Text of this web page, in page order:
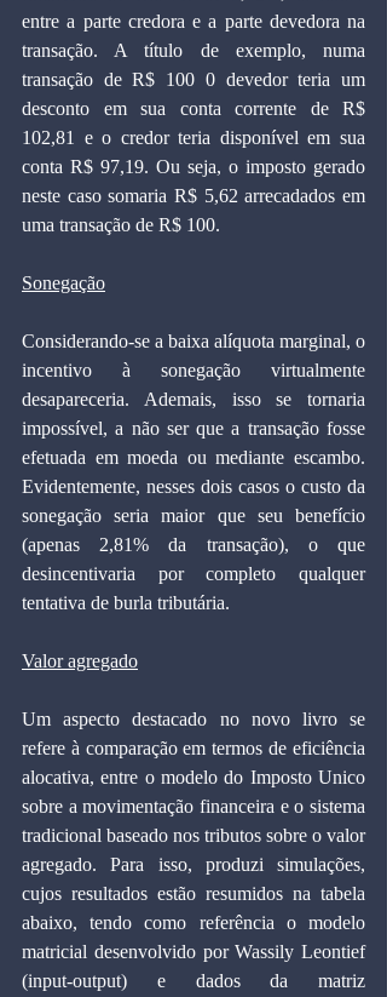
entre a parte credora e a parte devedora na
transação. A título de exemplo, numa
transação de R$ 100 0 devedor teria um
desconto em sua conta corrente de R$
102,81 e o credor teria disponível em sua
conta R$ 97,19. Ou seja, o imposto gerado
neste caso somaria R$ 5,62 arrecadados em
uma transação de R$ 100.
Sonegação
Considerando-se a baixa alíquota marginal, o
incentivo à sonegação virtualmente
desapareceria. Ademais, isso se tornaria
impossível, a não ser que a transação fosse
efetuada em moeda ou mediante escambo.
Evidentemente, nesses dois casos o custo da
sonegação seria maior que seu benefício
(apenas 2,81% da transação), o que
desincentivaria por completo qualquer
tentativa de burla tributária.
Valor agregado
Um aspecto destacado no novo livro se
refere à comparação em termos de eficiência
alocativa, entre o modelo do Imposto Unico
sobre a movimentação financeira e o sistema
tradicional baseado nos tributos sobre o valor
agregado. Para isso, produzi simulações,
cujos resultados estão resumidos na tabela
abaixo, tendo como referência o modelo
matricial desenvolvido por Wassily Leontief
(input-output) e dados da matriz